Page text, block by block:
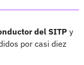
del SITP y
por casi diez